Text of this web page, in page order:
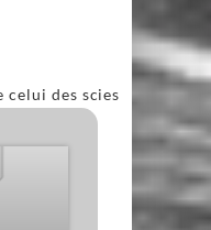
celui des scies